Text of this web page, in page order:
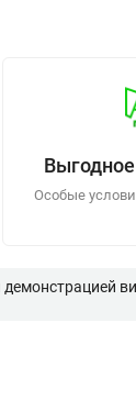
Особые